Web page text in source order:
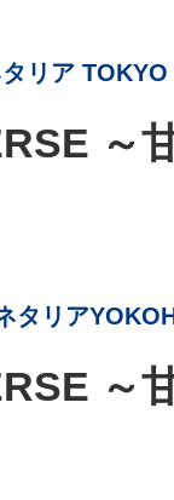
リア TOKYO
～
タリア
～